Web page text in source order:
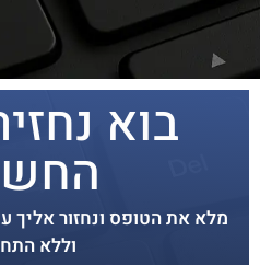
בוא
מלא את הטופס ונחזור אליך
וללא